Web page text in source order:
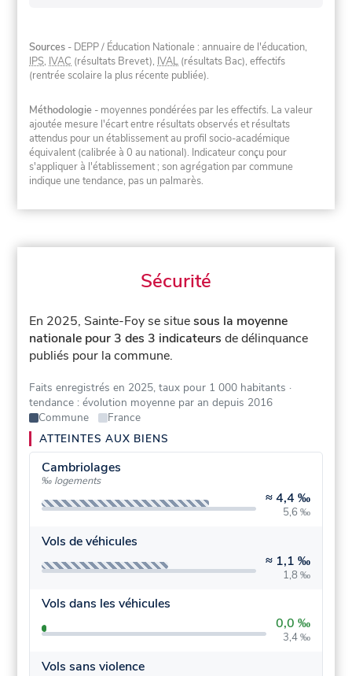
Sources - DEPP / Éducation Nationale : annuaire de l'éducation,
IPS, IVAC (résultats Brevet), IVAL (résultats Bac), effectifs
(rentrée scolaire la plus récente publiée).
Méthodologie - moyennes pondérées par les effectifs. La valeur
ajoutée mesure l'écart entre résultats observés et résultats
attendus pour un établissement au profil socio-académique
équivalent (calibrée à 0 au national). Indicateur conçu pour
s'appliquer à l'établissement ; son agrégation par commune
indique une tendance, pas un palmarès.
Sécurité
En 2025, Sainte-Foy se situesous la moyenne
nationale pour 3 des 3 indicateurs de délinquance
publiés pour la commune.
Faits enregistrés en 2025, taux pour 1 000 habitants ·
tendance : évolution moyenne par an depuis 2016
Commune
France
ATTEINTES AUX BIENS
Cambriolages
‰ logements
≈4,4 ‰
5,6 ‰
Vols de véhicules
≈ 1,1 ‰
1,8 ‰
Vols dans les véhicules
0,0 ‰
3,4 ‰
Vols sans violence